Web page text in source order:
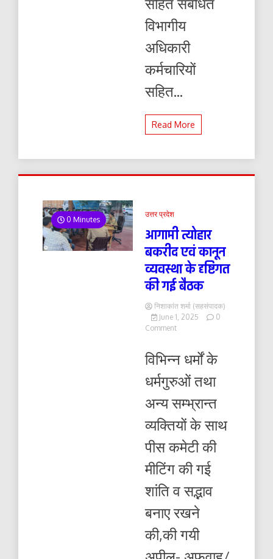
विभागीय
अधिकारी
कर्मचारियों
सहित...
Read More
0 Minutes
उत्तर प्रदेश
आगामी त्योहार
बकरीद एवं कानून
व्यवस्था के दृष्टिगत
की गई बैठक
निशाकांत शर्मा (सहसंपादक)
June 1, 2025
0
Commenton
बकरीद
कानून
के
दृष्टिगत
की
गई
बैठक
विभिन्न धर्मों के
धर्मगुरुओं तथा
अन्य सम्भ्रान्त
व्यक्तियों के साथ
पीस कमेटी की
मीटिंग की गई
शांति व सद्भाव
बनाए रखने
की,की गयी